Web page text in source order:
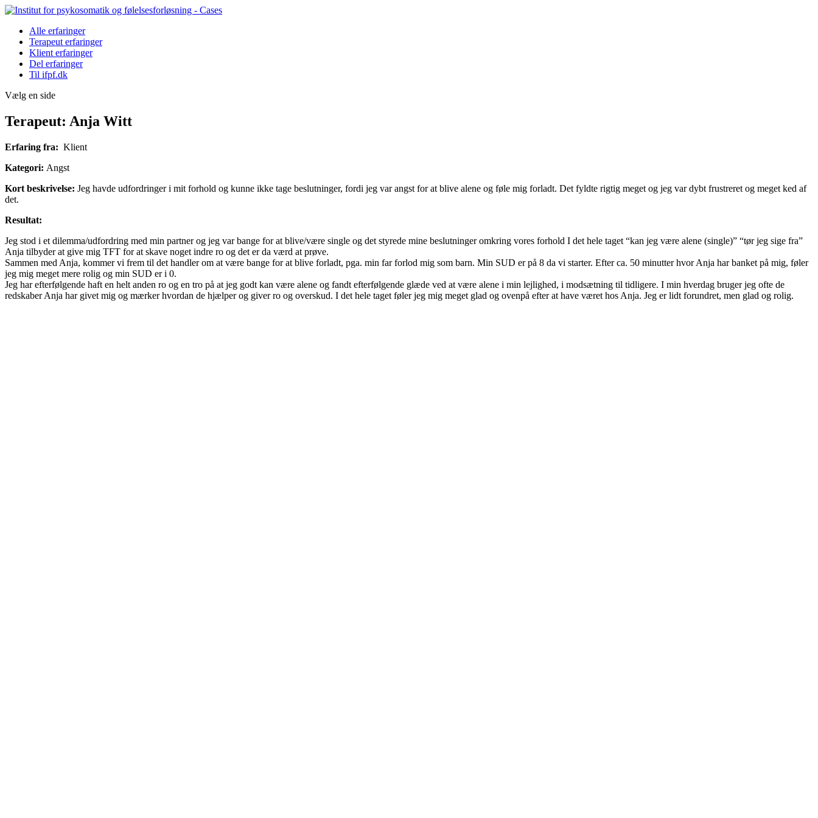
Alle erfaringer
Terapeut erfaringer
Klient erfaringer
Del erfaringer
Til ifpf.dk
Vælg en side
Terapeut: Anja Witt
Erfaring fra: Klient
Kategori: Angst
Kort beskrivelse: Jeg havde udfordringer i mit forhold og kunne ikke tage beslutninger, fordi jeg var angst for at blive alene og føle mig forladt. Det fyldte rigtig meget og jeg var dybt frustreret og meget ked af
det.
Resultat:
Jeg stod i et dilemma/udfordring med min partner og jeg var bange for at blive/være single og det styrede mine beslutninger omkring vores forhold I det hele taget “kan jeg være alene (single)” “tør jeg sige fra”
Anja tilbyder at give mig TFT for at skave noget indre ro og det er da værd at prøve.
Sammen med Anja, kommer vi frem til det handler om at være bange for at blive forladt, pga. min far forlod mig som barn. Min SUD er på 8 da vi starter. Efter ca. 50 minutter hvor Anja har banket på mig, føler
jeg mig meget mere rolig og min SUD er i 0.
Jeg har efterfølgende haft en helt anden ro og en tro på at jeg godt kan være alene og fandt efterfølgende glæde ved at være alene i min lejlighed, i modsætning til tidligere. I min hverdag bruger jeg ofte de
redskaber Anja har givet mig og mærker hvordan de hjælper og giver ro og overskud. I det hele taget føler jeg mig meget glad og ovenpå efter at have været hos Anja. Jeg er lidt forundret, men glad og rolig.